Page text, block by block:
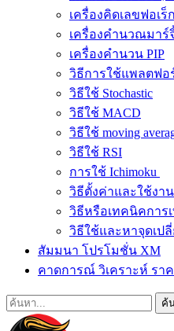
เครื่องคิดเลขฟอเร็
เครื่องคำนวณมาร์
เครื่องคำนวน PIP
วิธีการใช้แพลตฟอ
วิธีใช้ Stochastic
วิธีใช้ MACD
วิธีใช้ moving
วิธีใช้ RSI
การใช้ Ichimoku
วิธีตั้งค่าและใช้งาน
วิธีหรือเทคนิคการเ
วิธีใช้และหาจุดเปลี่
สัมมนา โปรโมชั่น XM
คาดการณ์ วิเคราะห์ รา